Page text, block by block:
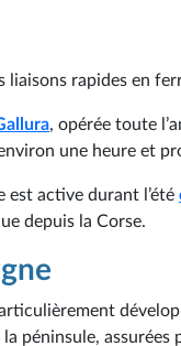
liaisons rapides en
, opérée toute
une heure et
est active durant l’été
depuis la Corse.
péninsule,